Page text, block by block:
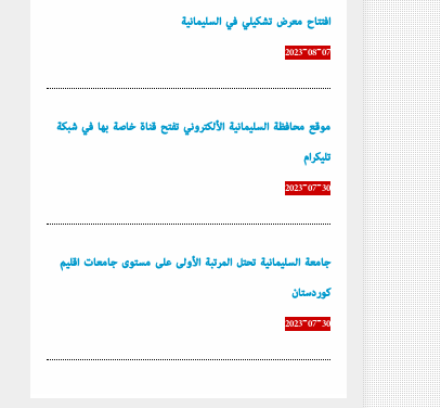
إفتتاح معرض تشكيلي في السليمانية
2023-08-07
موقع محافظة السليمانية الألكتروني تفتح قناة خاصة بها في شبكة
تليكرام
2023-07-30
جامعة السليمانية تحتل المرتبة الأولى على مستوى جامعات إقليم
كوردستان
2023-07-30